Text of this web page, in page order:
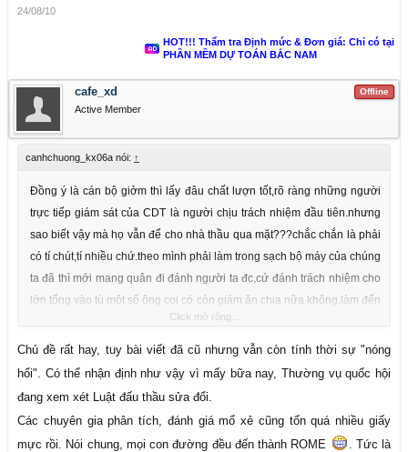
24/08/10
HOT!!! Thẩm tra Định mức & Đơn giá: Chỉ có tại
PHẦN MỀM DỰ TOÁN BẮC NAM
Offline
cafe_xd
Active Member
canhchuong_kx06a nói: ↑
Đồng ý là cán bộ giởm thì lấy đâu chất lượn tốt,rõ ràng những người
trực tiếp giám sát của CDT là người chịu trách nhiệm đầu tiên.nhưng
sao biết vậy mà họ vẫn để cho nhà thầu qua mặt???chắc chắn là phải
có tí chút,tí nhiều chứ.theo mình phải làm trong sạch bộ máy của chúng
ta đã thì mới mang quân đi đánh người ta đc,cứ đánh trách nhiệm cho
lớn,tống vào tù một số ông coi có còn giám ăn chia nữa không.làm đến
đâu giám sát tới đó,không tốt cho dừng lại thay nhà thầu thì số tiền
CDT phải chịu không đáng bao nhiêu mà công trình vẫn đảm bảo chất
lượng.chứ máy thằng TQ thâm hiểm lắm,nó dùng tiền mua chuộc hết
Click mở rộng...
Chủ đề rất hay, tuy bài viết đã cũ nhưng vẫn còn tính thời sự "nóng
hổi". Có thể nhận định như vậy vì mấy bữa nay, Thường vụ quốc hội
đang xem xét Luật đấu thầu sửa đổi.
Các chuyên gia phân tích, đánh giá mổ xẻ cũng tốn quá nhiều giấy
mực rồi. Nói chung, mọi con đường đều đến thành ROME
. Tức là